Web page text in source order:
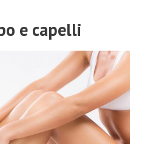
e capelli